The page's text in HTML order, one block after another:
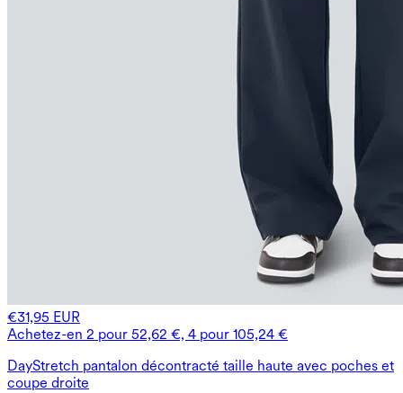
€31,95 EUR
Achetez-en 2 pour 52,62 €, 4 pour 105,24 €
DayStretch pantalon décontracté taille haute avec poches et
coupe droite